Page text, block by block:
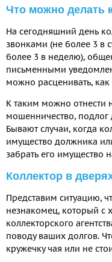
Что можно делать
На сегодняшний день
звонками (не более 3 в
более 3 в неделю),
письменными
можно расценивать,
К таким можно отнести
мошенничество, подлог
Бывают случаи, когда
имущество должника
забрать его имущество
Коллектор в
Представим ситуацию,
незнакомец, который с
коллекторского
поводу ваших долгов.
кружечку чая или не